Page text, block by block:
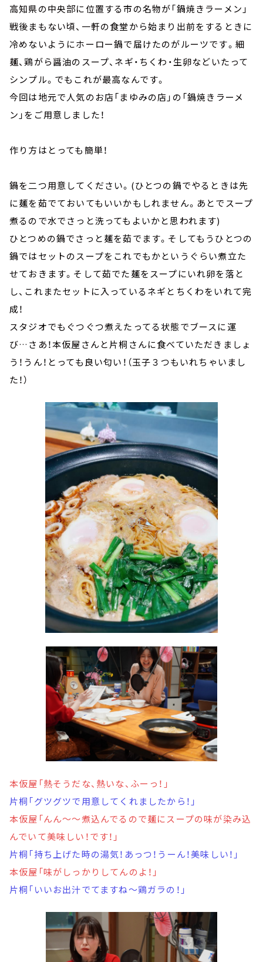
高知県の中央部に位置する市の名物が「鍋焼きラーメン」
戦後まもない頃、一軒の食堂から始まり出前をするときに
冷めないようにホーロー鍋で届けたのがルーツです。細
麺、鶏がら醤油のスープ、ネギ・ちくわ・生卵などいたって
シンプル。でもこれが最高なんです。
今回は地元で人気のお店「まゆみの店」の「鍋焼きラーメ
ン」をご用意しました！
作り方はとっても簡単！
鍋を二つ用意してください。(ひとつの鍋でやるときは先
に麺を茹でておいてもいいかもしれません。あとでスープ
煮るので水でさっと洗ってもよいかと思われます)
ひとつめの鍋でさっと麺を茹でます。そしてもうひとつの
鍋ではセットのスープをこれでもかというぐらい煮立た
せておきます。そして茹でた麺をスープにいれ卵を落と
し、これまたセットに入っているネギとちくわをいれて完
成！
スタジオでもぐつぐつ煮えたってる状態でブースに運
び…さあ！本仮屋さんと片桐さんに食べていただきましょ
う！うん！とっても良い匂い！（玉子３つもいれちゃいまし
た！）
本仮屋「熱そうだな、熱いな、ふーっ！」
片桐「グツグツで用意してくれましたから！」
本仮屋「んん～～煮込んでるので麺にスープの味が染み込
んでいて美味しい！です！」
片桐「持ち上げた時の湯気！あっつ！うーん！美味しい！」
本仮屋「味がしっかりしてんのよ！」
片桐「いいお出汁でてますね～鶏ガラの！」